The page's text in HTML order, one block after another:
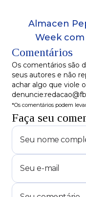
pelo chef
Almacen
Week
Comentários
Os comentários são
seus autores e não
achar algo que viole
*Os comentários podem
Faça seu